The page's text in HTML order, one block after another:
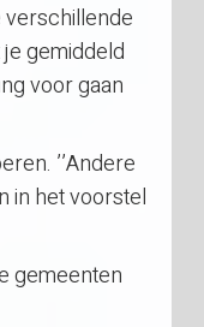
verschillende
gemiddeld
voor gaan
’’Andere
in het voorstel
gemeenten